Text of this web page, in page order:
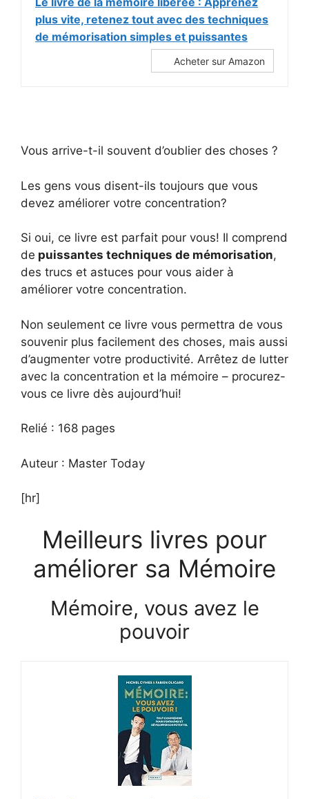
plus vite, retenez tout avec des techniques
de mémorisation simples et puissantes
Acheter sur Amazon
Vous arrive-t-il souvent d’oublier des choses ?
Les gens vous disent-ils toujours que vous
devez améliorer votre concentration?
Si oui, ce livre est parfait pour vous! Il comprend
de puissantes techniques de mémorisation,
des trucs et astuces pour vous aider à
améliorer votre concentration.
Non seulement ce livre vous permettra de vous
souvenir plus facilement des choses, mais aussi
d’augmenter votre productivité. Arrêtez de lutter
avec la concentration et la mémoire – procurez-
vous ce livre dès aujourd’hui!
Relié : 168 pages
Auteur : Master Today
[hr]
Meilleurs livres pour
améliorer sa Mémoire
Mémoire, vous avez le
pouvoir